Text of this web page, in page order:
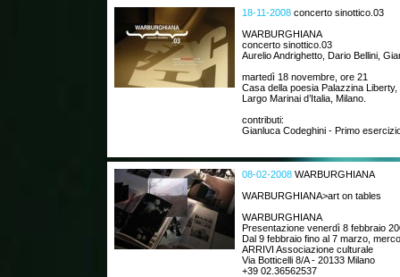
18-11-2008 concerto sinottico.03
WARBURGHIANA
concerto sinottico.03
Aurelio Andrighetto, Dario Bellini,
martedì 18 novembre, ore 21
Casa della poesia Palazzina Liberty,
Largo Marinai d’Italia, Milano.
contributi:
Gianluca Codeghini - Primo
08-02-2008 WARBURGHIANA
WARBURGHIANA>art on tables
WARBURGHIANA
Presentazione venerdì 8 febbraio
Dal 9 febbraio fino al 7 marzo,
ARRIVI Associazione culturale
Via Botticelli 8/A - 20133 Milano
+39 02.36562537